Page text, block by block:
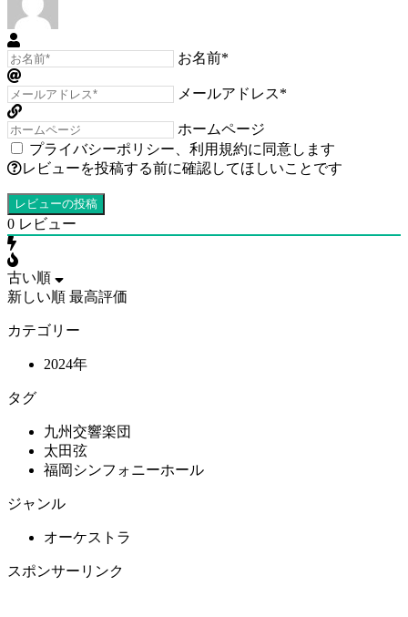
お名前*
メールアドレス*
ホームページ
プライバシーポリシー
利用規約に同意します
レビューを投稿する前に確認してほしいことです
0 レビュー
古い順
新しい順 最高評価
カテゴリー
2024年
タグ
九州交響楽団
太田弦
福岡シンフォニーホール
ジャンル
オーケストラ
スポンサーリンク